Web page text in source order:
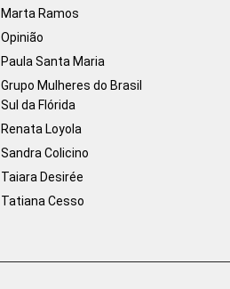
Marta Ramos
Opinião
Paula Santa Maria
Grupo Mulheres do Brasil
Sul da Flórida
Renata Loyola
Sandra Colicino
Taiara Desirée
Tatiana Cesso